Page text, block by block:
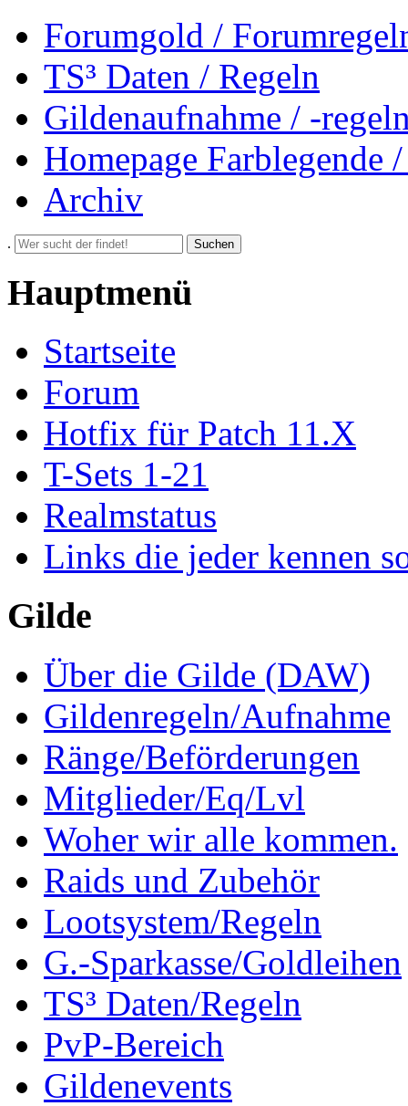
Forumgold /
TS³ Daten / Regeln
Gildenaufnahme / -
Homepage Farblegende
Archiv
. Suchen
Hauptmenü
Startseite
Forum
Hotfix für Patch 11.X
T-Sets 1-21
Realmstatus
Links die jeder kennen
Gilde
Über die Gilde (DAW)
Gildenregeln/Aufnahme
Ränge/Beförderungen
Mitglieder/Eq/Lvl
Woher wir alle kommen.
Raids und Zubehör
Lootsystem/Regeln
G.-Sparkasse/Goldleihen
TS³ Daten/Regeln
PvP-Bereich
Gildenevents